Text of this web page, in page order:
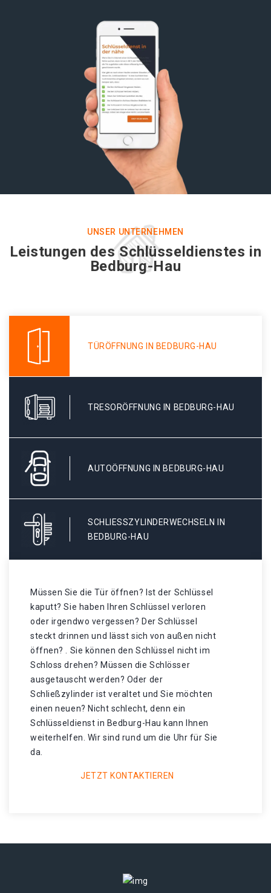
UNSER UNTERNEHMEN
Leistungen des Schlüsseldienstes in
Bedburg-Hau
TÜRÖFFNUNG IN BEDBURG-HAU
TRESORÖFFNUNG IN BEDBURG-HAU
AUTOÖFFNUNG IN BEDBURG-HAU
SCHLIESSZYLINDERWECHSELN IN B
EDBURG-HAU
Müssen Sie die Tür öffnen? Ist der Schlüssel
kaputt? Sie haben Ihren Schlüssel verloren
oder irgendwo vergessen? Der Schlüssel
steckt drinnen und lässt sich von außen nicht
öffnen? . Sie können den Schlüssel nicht im
Schloss drehen? Müssen die Schlösser
ausgetauscht werden? Oder der
Schließzylinder ist veraltet und Sie möchten
einen neuen? Nicht schlecht, denn ein
Schlüsseldienst in Bedburg-Hau kann Ihnen
weiterhelfen. Wir sind rund um die Uhr für Sie
da.
JETZT KONTAKTIEREN